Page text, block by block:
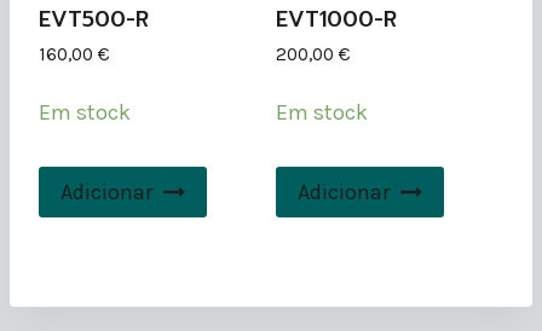
EVT500-R
160,00 €
Em stock
Adicionar
EVT1000-R
200,00 €
Em stock
Adicionar